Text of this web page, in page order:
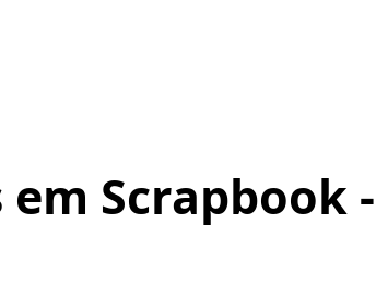
Scrapbook